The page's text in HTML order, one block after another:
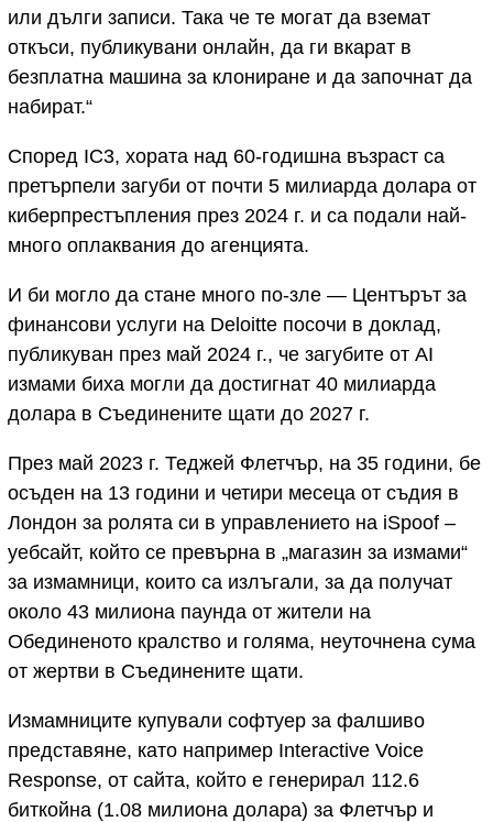
или дълги записи. Така че те могат да вземат
откъси, публикувани онлайн, да ги вкарат в
безплатна машина за клониране и да започнат да
набират.“
Според IC3, хората над 60-годишна възраст са
претърпели загуби от почти 5 милиарда долара от
киберпрестъпления през 2024 г. и са подали най-
много оплаквания до агенцията.
И би могло да стане много по-зле — Центърът за
финансови услуги на Deloitte посочи в доклад,
публикуван през май 2024 г., че загубите от AI
измами биха могли да достигнат 40 милиарда
долара в Съединените щати до 2027 г.
През май 2023 г. Теджей Флетчър, на 35 години, бе
осъден на 13 години и четири месеца от съдия в
Лондон за ролята си в управлението на iSpoof –
уебсайт, който се превърна в „магазин за измами“
за измамници, които са излъгали, за да получат
около 43 милиона паунда от жители на
Обединеното кралство и голяма, неуточнена сума
от жертви в Съединените щати.
Измамниците купували софтуер за фалшиво
представяне, като например Interactive Voice
Response, от сайта, който е генерирал 112.6
биткойна (1.08 милиона долара) за Флетчър и